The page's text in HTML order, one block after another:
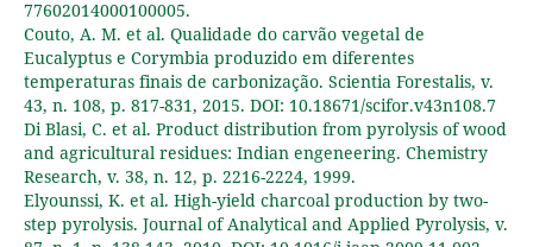
77602014000100005.
Couto, A. M. et al. Qualidade do carvão vegetal de
Eucalyptus e Corymbia produzido em diferentes
temperaturas finais de carbonização. Scientia Forestalis, v.
43, n. 108, p. 817-831, 2015. DOI: 10.18671/scifor.v43n108.7
Di Blasi, C. et al. Product distribution from pyrolysis of wood
and agricultural residues: Indian engeneering. Chemistry
Research, v. 38, n. 12, p. 2216-2224, 1999.
Elyounssi, K. et al. High-yield charcoal production by two-
step pyrolysis. Journal of Analytical and Applied Pyrolysis, v.